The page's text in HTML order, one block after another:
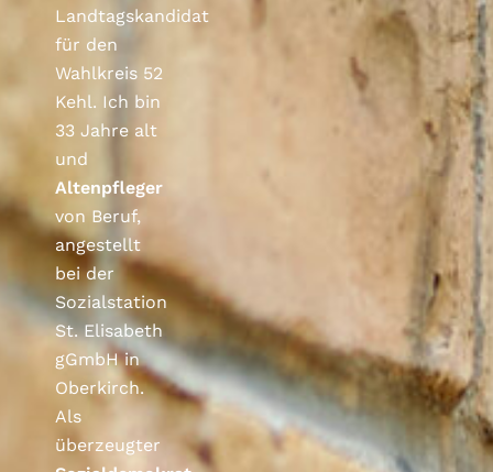
Landtagskandidat
für den
Wahlkreis 52
Kehl. Ich bin
33 Jahre alt
und
Altenpfleger
von Beruf,
angestellt
bei der
Sozialstation
St. Elisabeth
gGmbH in
Oberkirch.
Als
überzeugter